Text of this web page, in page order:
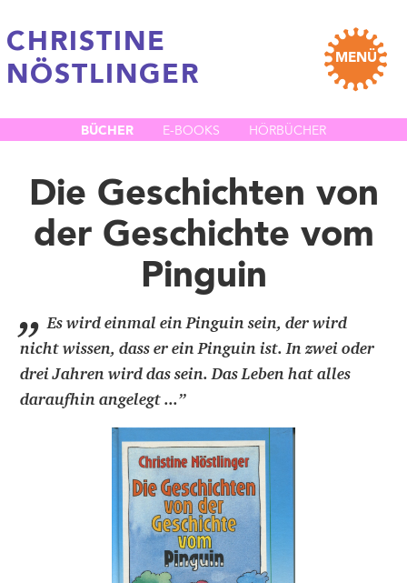
CHRISTINE
NÖSTLINGER
MENÜ
BÜCHER E-BOOKS HÖRBÜCHER
Die Geschichten von
der Geschichte vom
Pinguin
„ Es wird einmal ein Pinguin sein, der wird
nicht wissen, dass er ein Pinguin ist. In zwei oder
drei Jahren wird das sein. Das Leben hat alles
daraufhin angelegt ...”